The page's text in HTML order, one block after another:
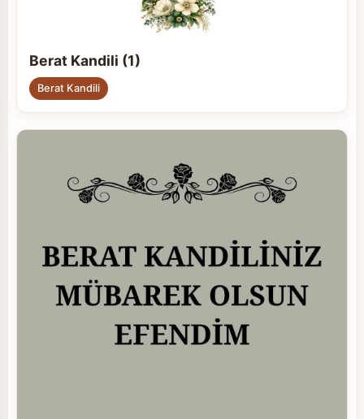
Berat Kandili (1)
Berat Kandili